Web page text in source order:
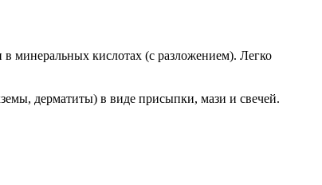
минеральных кислотах (с разложением). Легко
дерматиты) в виде присыпки, мази и свечей.